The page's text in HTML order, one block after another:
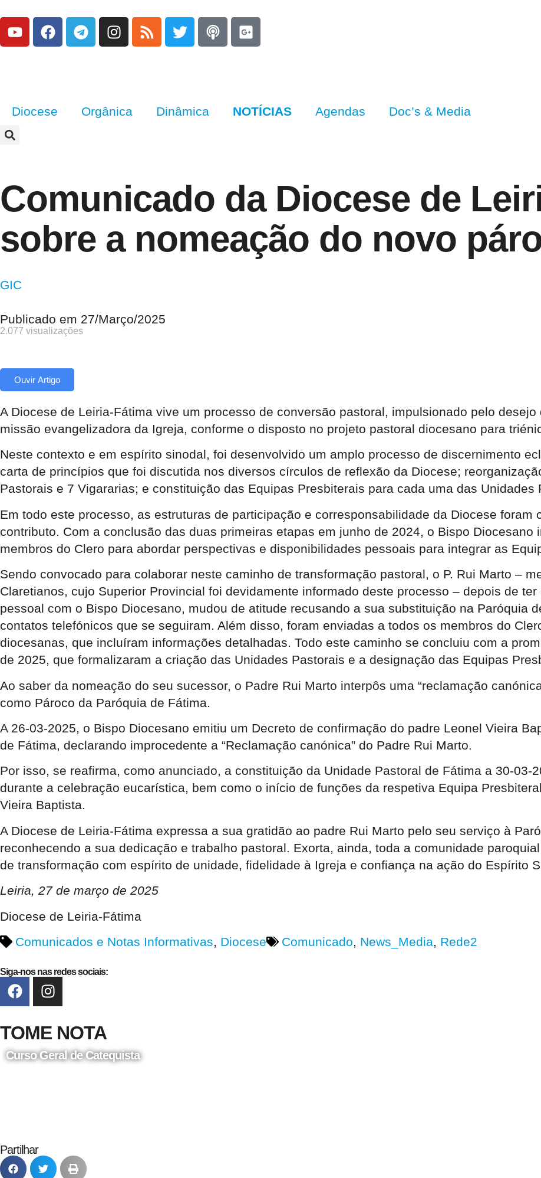
Diocese Orgânica Dinâmica NOTÍCIAS Agendas Doc’s & Media
Comunicado da Diocese de
sobre a nomeação do novo
GIC
Publicado em 27/Março/2025
2.077 visualizações
Ouvir Artigo
A Diocese de Leiria-Fátima vive um processo de conversão pastoral, impulsionado pelo
missão evangelizadora da Igreja, conforme o disposto no projeto pastoral diocesano para
Neste contexto e em espírito sinodal, foi desenvolvido um amplo processo de discernimento
carta de princípios que foi discutida nos diversos círculos de reflexão da Diocese;
Pastorais e 7 Vigararias; e constituição das Equipas Presbiterais para cada uma das Unidades
Em todo este processo, as estruturas de participação e corresponsabilidade da Diocese foram
contributo. Com a conclusão das duas primeiras etapas em junho de 2024, o Bispo
membros do Clero para abordar perspectivas e disponibilidades pessoais para integrar as
Sendo convocado para colaborar neste caminho de transformação pastoral, o P. Rui Marto –
Claretianos, cujo Superior Provincial foi devidamente informado deste processo – depois de
pessoal com o Bispo Diocesano, mudou de atitude recusando a sua substituição na Paróquia
contatos telefónicos que se seguiram. Além disso, foram enviadas a todos os membros do
diocesanas, que incluíram informações detalhadas. Todo este caminho se concluiu com a
de 2025, que formalizaram a criação das Unidades Pastorais e a designação das Equipas
Ao saber da nomeação do seu sucessor, o Padre Rui Marto interpôs uma “reclamação
como Pároco da Paróquia de Fátima.
A 26-03-2025, o Bispo Diocesano emitiu um Decreto de confirmação do padre Leonel Vieira
de Fátima, declarando improcedente a “Reclamação canónica” do Padre Rui Marto.
Por isso, se reafirma, como anunciado, a constituição da Unidade Pastoral de Fátima a 30-03-
durante a celebração eucarística, bem como o início de funções da respetiva Equipa
Vieira Baptista.
A Diocese de Leiria-Fátima expressa a sua gratidão ao padre Rui Marto pelo seu serviço à
reconhecendo a sua dedicação e trabalho pastoral. Exorta, ainda, toda a comunidade
de transformação com espírito de unidade, fidelidade à Igreja e confiança na ação do Espírito
Leiria, 27 de março de 2025
Diocese de Leiria-Fátima
Comunicados e Notas Informativas, Diocese Comunicado, News_Media, Rede2
Siga-nos nas redes sociais:
TOME NOTA
Curso Geral de Catequista
Partilhar